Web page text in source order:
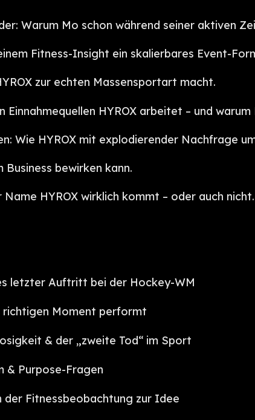
Warum Mo schon während seiner aktiven
Fitness-Insight ein skalierbares Event-
zur echten Massensportart macht.
Einnahmequellen HYROX arbeitet – und
Wie HYROX mit explodierender Nachfrage
bewirken kann.
HYROX wirklich kommt – oder auch nicht.
letzter Auftritt bei der Hockey-WM
richtigen Moment performt
& der „zweite Tod“ im Sport
& Purpose-Fragen
der Fitnessbeobachtung zur Idee